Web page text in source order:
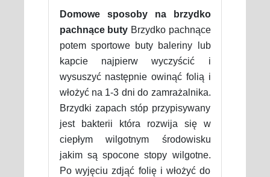
Domowe sposoby na brzydko
pachnące buty Brzydko pachnące
potem sportowe buty baleriny lub
kapcie najpierw wyczyścić i
wysuszyć następnie owinąć folią i
włożyć na 1-3 dni do zamrażalnika.
Brzydki zapach stóp przypisywany
jest bakterii która rozwija się w
ciepłym wilgotnym środowisku
jakim są spocone stopy wilgotne.
Po wyjęciu zdjąć folię i włożyć do